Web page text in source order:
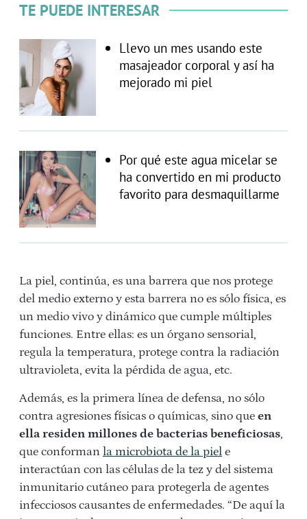
TE PUEDE INTERESAR
Llevo un mes usando este
masajeador corporal y así ha
mejorado mi piel
Por qué este agua micelar se
ha convertido en mi producto
favorito para desmaquillarme
La piel, continúa, es una barrera que nos protege
del medio externo y esta barrera no es sólo física, es
un medio vivo y dinámico que cumple múltiples
funciones. Entre ellas: es un órgano sensorial,
regula la temperatura, protege contra la radiación
ultravioleta, evita la pérdida de agua, etc.
Además, es la primera línea de defensa, no sólo
contra agresiones físicas o químicas, sino que en
ella residen millones de bacterias beneficiosas,
que conforman la microbiota de la piel e
interactúan con las células de la tez y del sistema
inmunitario cutáneo para protegerla de agentes
infecciosos causantes de enfermedades. “De aquí la